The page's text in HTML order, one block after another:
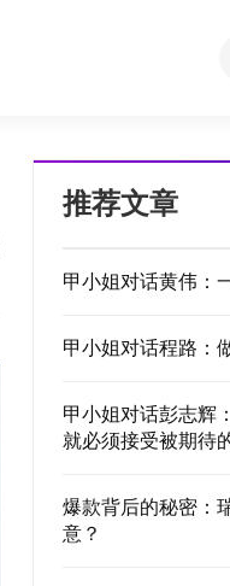
推荐文章
甲小姐对话黄伟：
甲小姐对话程路：
甲小姐对话彭志辉
就必须接受被期待
爆款背后的秘密：
意？